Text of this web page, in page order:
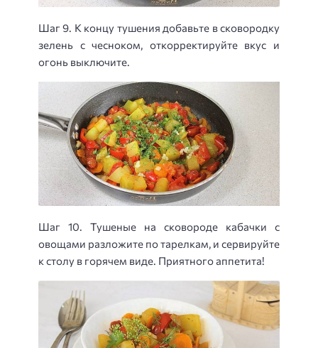
Шаг 9. К концу тушения добавьте в сковородку
зелень с чесноком, откорректируйте вкус и
огонь выключите.
Шаг 10. Тушеные на сковороде кабачки с
овощами разложите по тарелкам, и сервируйте
к столу в горячем виде. Приятного аппетита!